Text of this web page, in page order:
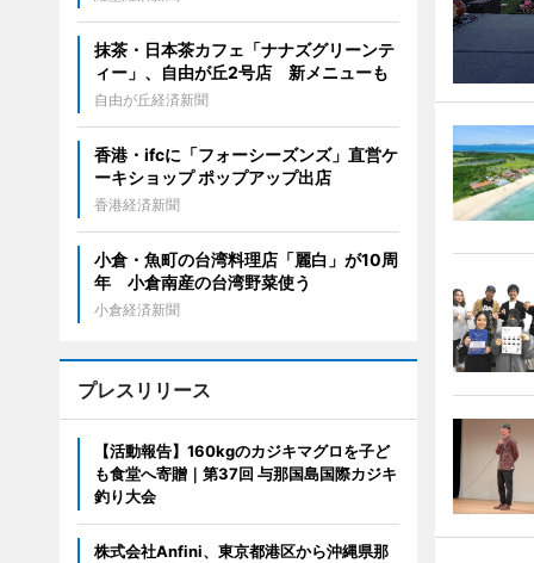
抹茶・日本茶カフェ「ナナズグリーンテ
ィー」、自由が丘2号店 新メニューも
自由が丘経済新聞
香港・ifcに「フォーシーズンズ」直営ケ
ーキショップ ポップアップ出店
香港経済新聞
小倉・魚町の台湾料理店「麗白」が10周
年 小倉南産の台湾野菜使う
小倉経済新聞
プレスリリース
【活動報告】160kgのカジキマグロを子ど
も食堂へ寄贈｜第37回 与那国島国際カジキ
釣り大会
株式会社Anfini、東京都港区から沖縄県那